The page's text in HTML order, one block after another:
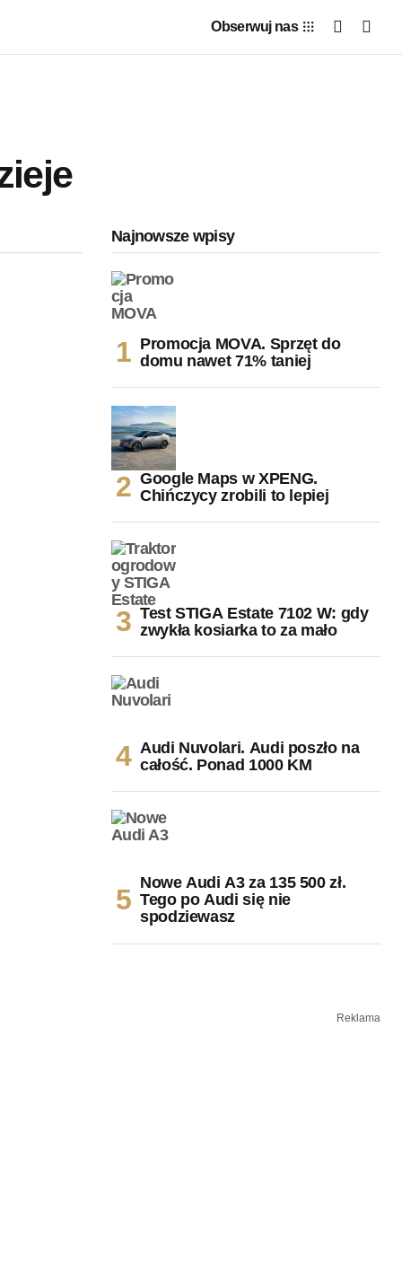
Obserwuj nas
Najnowsze wpisy
Promocja MOVA. Sprzęt do
domu nawet 71% taniej
Google Maps w XPENG.
Chińczycy zrobili to lepiej
Test STIGA Estate 7102 W: gdy
zwykła kosiarka to za mało
Audi Nuvolari. Audi poszło na
całość. Ponad 1000 KM
Nowe Audi A3 za 135 500 zł.
Tego po Audi się nie
spodziewasz
Reklama